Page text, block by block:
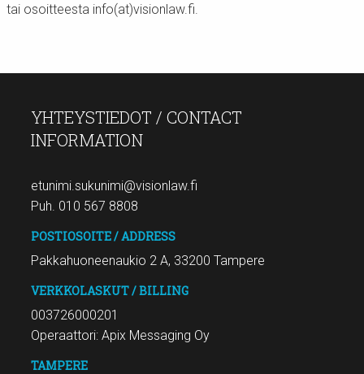
tai osoitteesta info(at)visionlaw.fi.
YHTEYSTIEDOT / CONTACT
INFORMATION
etunimi.sukunimi@visionlaw.fi
Puh. 010 567 8808
POSTIOSOITE / ADDRESS
Pakkahuoneenaukio 2 A, 33200 Tampere
VERKKOLASKUT / BILLING
003726000201
Operaattori: Apix Messaging Oy
TAMPERE